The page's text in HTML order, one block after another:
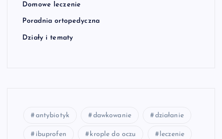
Domowe leczenie
Poradnia ortopedyczna
Działy i tematy
antybiotyk dawkowanie działanie
ibuprofen krople do oczu leczenie